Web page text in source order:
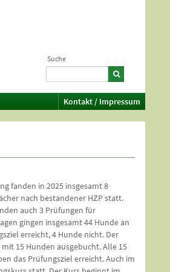
Suche
Kontakt / Impressum
fanden in 2025 insgesamt 8
nach bestandener HZP statt.
auch 3 Prüfungen für
gingen insgesamt 44 Hunde an
erreicht, 4 Hunde nicht. Der
15 Hunden ausgebucht. Alle 15
das Prüfungsziel erreicht. Auch im